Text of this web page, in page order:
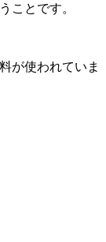
ことです。
が使われていま